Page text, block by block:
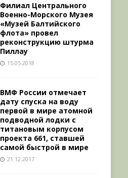
Филиал Центрального
Военно-Морского Музея
«Музей Балтийского
флота» провел
реконструкцию штурма
Пиллау
15.05.2018
ВМФ России отмечает
дату спуска на воду
первой в мире атомной
подводной лодки с
титановым корпусом
проекта 661, ставшей
самой быстрой в мире
21.12.2017